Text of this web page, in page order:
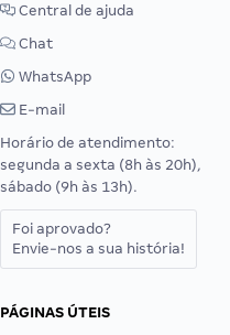
Central de ajuda
Chat
WhatsApp
E-mail
Horário de atendimento:
segunda a sexta (8h às 20h),
sábado (9h às 13h).
Foi aprovado?
Envie-nos a sua história!
PÁGINAS ÚTEIS